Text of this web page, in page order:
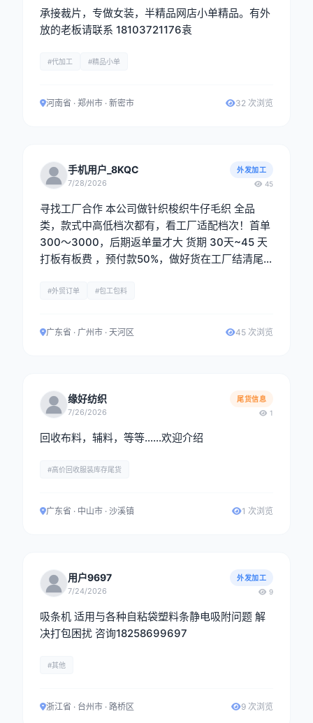
承接裁片，专做女装，半精品网店小单精品。有外
放的老板请联系 18103721176袁
#代加工 #精品小单
河南省 · 郑州市 · 新密市 32 次浏览
手机用户_8KQC
7/28/2026
外发加工
45
寻找工厂合作 本公司做针织梭织牛仔毛织 全品
类，款式中高低档次都有，看工厂适配档次！首单
300～3000，后期返单量才大 货期 30天~45 天
打板有板费 ，预付款50%，做好货在工厂结清尾
8188479 《微信同号》
#外贸订单 #包工包料
广东省 · 广州市 · 天河区 45 次浏览
缘好纺织
7/26/2026
尾货信息
1
回收布料，辅料，等等……欢迎介绍
#高价回收服装库存尾货
广东省 · 中山市 · 沙溪镇 1 次浏览
用户9697
7/24/2026
外发加工
9
吸条机 适用与各种自粘袋塑料条静电吸附问题 解
决打包困扰 咨询18258699697
#其他
浙江省 · 台州市 · 路桥区 9 次浏览